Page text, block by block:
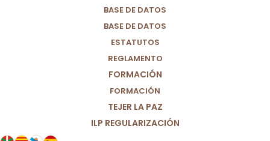
BASE DE DATOS
BASE DE DATOS
ESTATUTOS
REGLAMENTO
FORMACIÓN
FORMACIÓN
TEJER LA PAZ
ILP REGULARIZACIÓN